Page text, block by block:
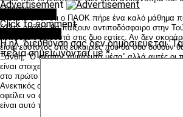
εξηγήσω.
Η ουσία είναι ότι ο ΠΑΟΚ πήρε ένα καλό μάθημα
άλλες ομάδες θα παίξουν αντιποδόσφαιρο στην
λεωφορείο μπροστά στις δυο εστίες. Αν δεν
είσαι εύστοχος στις ευκαιρίες που θα σου δοθούν
Ξάνθη; “Ο σκοπός αγιάζει τα μέσα” αλλά αυτές οι
είναι στοιχείο μικρής, πολύ μικρής ομάδας. Οπως
στο πρώτο μέρος οι παίκτες της. Και εδώ είναι η
Ανεκτικός ο Βάτσιος και μέτρια ως κακή η
οφείλει να ανασυνταχθεί και να πάει στην Τσεχία
είναι αυτό της Πέμπτης.
Advertisement
Click to comment
Η ηλ. διεύθυνση σας δεν δημοσιεύεται.
πεδία σημειώνονται με*